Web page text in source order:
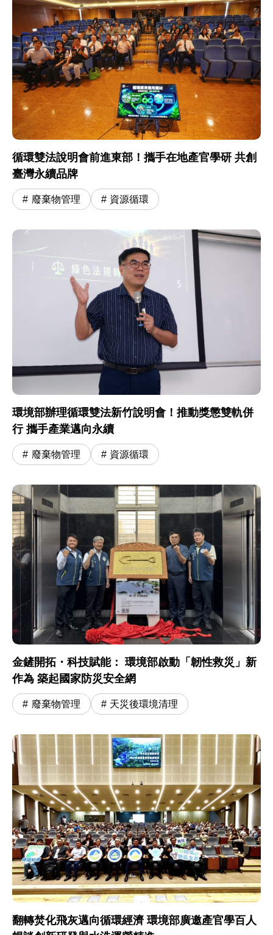
循環雙法說明會前進東部！攜手在地產官學研 共創
臺灣永續品牌
廢棄物管理 資源循環
環境部辦理循環雙法新竹說明會！推動獎懲雙軌併
行 攜手產業邁向永續
廢棄物管理 資源循環
金鏟開拓・科技賦能： 環境部啟動「韌性救災」新
作為 築起國家防災安全網
廢棄物管理 天災後環境清理
翻轉焚化飛灰邁向循環經濟 環境部廣邀產官學百人